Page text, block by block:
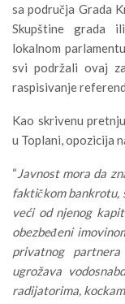
sa područja Grada
Skupštine grada
lokalnom
svi podržali ovaj
raspisivanje
Kao skrivenu
u Toplani, opozicija
“Javnost mora da
faktičkom bankrotu,
veći od njenog
obezbeđeni
privatnog
ugrožava
radijatorima,